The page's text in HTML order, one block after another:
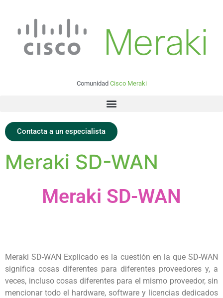
Comunidad Cisco Meraki
Contacta a un especialista
Meraki SD-WAN
Meraki SD-WAN
Meraki SD-WAN Explicado es la cuestión en la que SD-WAN
significa cosas diferentes para diferentes proveedores y, a
veces, incluso cosas diferentes para el mismo proveedor, sin
mencionar todo el hardware, software y licencias dedicados